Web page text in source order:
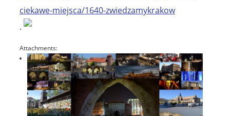
ciekawe-miejsca/1640-zwiedzamykrakow
.
Attachments: